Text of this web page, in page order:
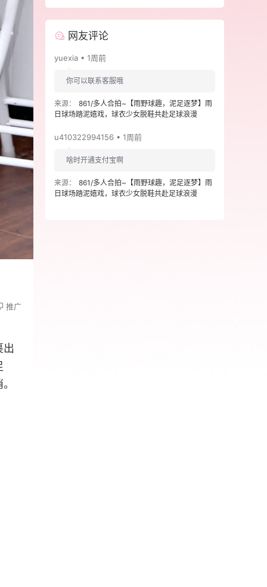
推广
出
网友评论
yuexia • 1周前
你可以联系客服哦
来源：
861/多人合拍~【雨野球趣，泥足逐梦】雨
日球场踏泥嬉戏，球衣少女脱鞋共赴足球浪漫
u410322994156 • 1周前
啥时开通支付宝啊
来源：
861/多人合拍~【雨野球趣，泥足逐梦】雨
日球场踏泥嬉戏，球衣少女脱鞋共赴足球浪漫